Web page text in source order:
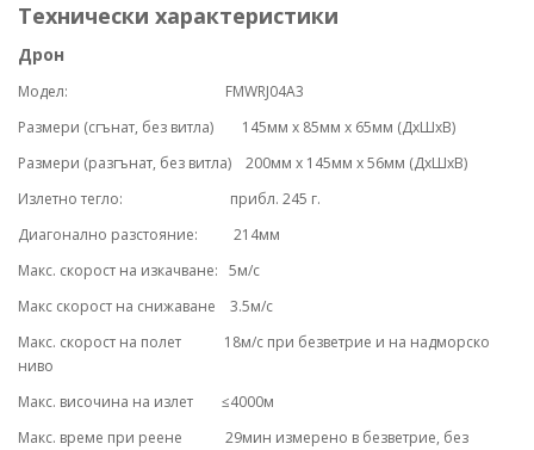
Технически характеристики
Дрон
Модел: FMWRJ04A3
Размери (сгънат, без витла) 145мм х 85мм х 65мм (ДхШхВ)
Размери (разгънат, без витла) 200мм х 145мм х 56мм (ДхШхВ)
Излетно тегло: прибл. 245 г.
Диагонално разстояние: 214мм
Макс. скорост на изкачване: 5м/с
Макс скорост на снижаване 3.5м/с
Макс. скорост на полет 18м/с при безветрие и на надморско
ниво
Макс. височина на излет ≤4000м
Макс. време при реене 29мин измерено в безветрие, без